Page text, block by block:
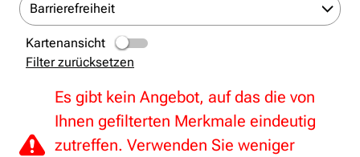
Barrierefreiheit
Kartenansicht
Filter zurücksetzen
Es gibt kein Angebot, auf das die von
Ihnen gefilterten Merkmale eindeutig
zutreffen. Verwenden Sie weniger